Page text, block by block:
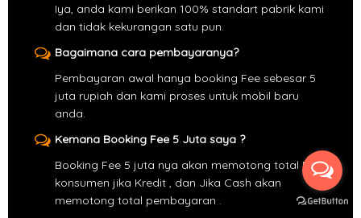
Iya, anda kami berikan 100% standart pabrik kami
dan tidak kekurangan satu pun.
Bagaimana cara pembayaranya?
Pembayaran awal hanya booking Fee sebesar 5
juta rupiah dan kami proses untuk mobil baru
anda.
Kemana Booking Fee 5 Juta saya ?
Booking Fee 5 juta nya akan memotong total DP
konsumen jika Kredit , dan Jika Cash akan
memotong total pembayaran .